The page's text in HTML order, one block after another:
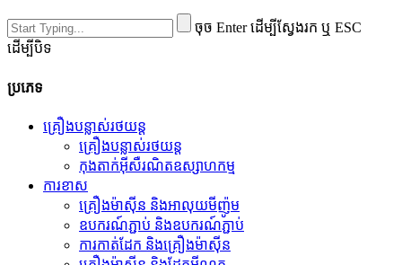
ចុច Enter ដើម្បីស្វែងរក ឬ ESC
ដើម្បីបិទ
ប្រភេទ
គ្រឿងបន្លាស់រថយន្ត
គ្រឿងបន្លាស់រថយន្ត
កុងតាក់អ៊ីសឺរណិតឧស្សាហកម្ម
ការខាស
គ្រឿងម៉ាស៊ីន និងអាលុយមីញ៉ូម
ឧបករណ៍ភ្ជាប់ និងឧបករណ៍ភ្ជាប់
ការកាត់ដែក និងគ្រឿងម៉ាស៊ីន